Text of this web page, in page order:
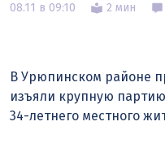
08.11 в 09:10 2 мин
В Урюпинском районе
изъяли крупную
34-летнего местного